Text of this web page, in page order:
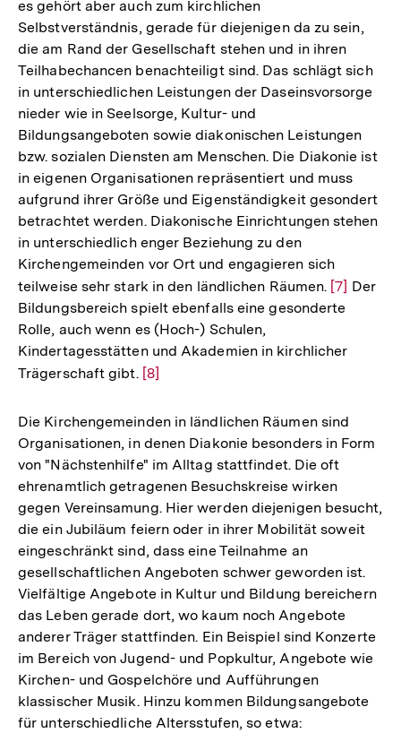
es gehört aber auch zum kirchlichen
Selbstverständnis, gerade für diejenigen da zu sein,
die am Rand der Gesellschaft stehen und in ihren
Teilhabechancen benachteiligt sind. Das schlägt sich
in unterschiedlichen Leistungen der Daseinsvorsorge
nieder wie in Seelsorge, Kultur- und
Bildungsangeboten sowie diakonischen Leistungen
bzw. sozialen Diensten am Menschen. Die Diakonie ist
in eigenen Organisationen repräsentiert und muss
aufgrund ihrer Größe und Eigenständigkeit gesondert
betrachtet werden. Diakonische Einrichtungen stehen
in unterschiedlich enger Beziehung zu den
Kirchengemeinden vor Ort und engagieren sich
teilweise sehr stark in den ländlichen Räumen. Zur
Auflösung
Fußnote
[7] Der
Bildungsbereich spielt ebenfalls eine gesonderte
Rolle, auch wenn es (Hoch-) Schulen,
Kindertagesstätten und Akademien in kirchlicher
Trägerschaft gibt. Zur
der
Fußnote
[8]
Die Kirchengemeinden in ländlichen Räumen sind
Organisationen, in denen Diakonie besonders in Form
von "Nächstenhilfe" im Alltag stattfindet. Die oft
ehrenamtlich getragenen Besuchskreise wirken
gegen Vereinsamung. Hier werden diejenigen besucht,
die ein Jubiläum feiern oder in ihrer Mobilität soweit
eingeschränkt sind, dass eine Teilnahme an
gesellschaftlichen Angeboten schwer geworden ist.
Vielfältige Angebote in Kultur und Bildung bereichern
das Leben gerade dort, wo kaum noch Angebote
anderer Träger stattfinden. Ein Beispiel sind Konzerte
im Bereich von Jugend- und Popkultur, Angebote wie
Kirchen- und Gospelchöre und Aufführungen
klassischer Musik. Hinzu kommen Bildungsangebote
für unterschiedliche Altersstufen, so etwa: